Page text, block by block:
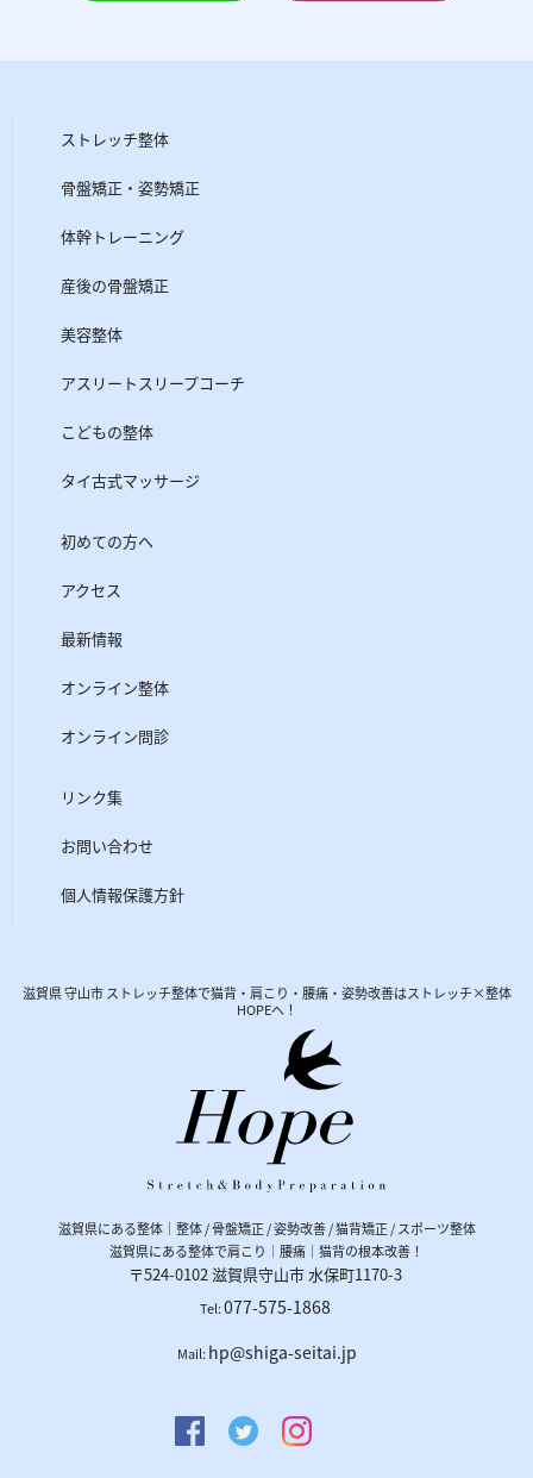
ストレッチ整体
骨盤矯正・姿勢矯正
体幹トレーニング
産後の骨盤矯正
美容整体
アスリートスリープコーチ
こどもの整体
タイ古式マッサージ
初めての方へ
アクセス
最新情報
オンライン整体
オンライン問診
リンク集
お問い合わせ
個人情報保護方針
滋賀県 守山市 ストレッチ整体で猫背・肩こり・腰痛・姿勢改善はストレッチ×整体
HOPEへ！
滋賀県にある整体｜整体 / 骨盤矯正 / 姿勢改善 / 猫背矯正 / スポーツ整体
滋賀県にある整体で肩こり｜腰痛｜猫背の根本改善！
〒524-0102 滋賀県守山市水保町1170-3
Tel:077-575-1868
Mail:hp@shiga-seitai.jp